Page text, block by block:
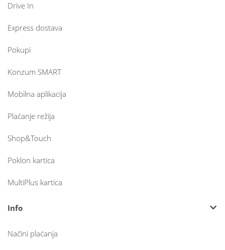
Drive In
Express dostava
Pokupi
Konzum SMART
Mobilna aplikacija
Plaćanje režija
Shop&Touch
Poklon kartica
MultiPlus kartica
Info
Načini plaćanja